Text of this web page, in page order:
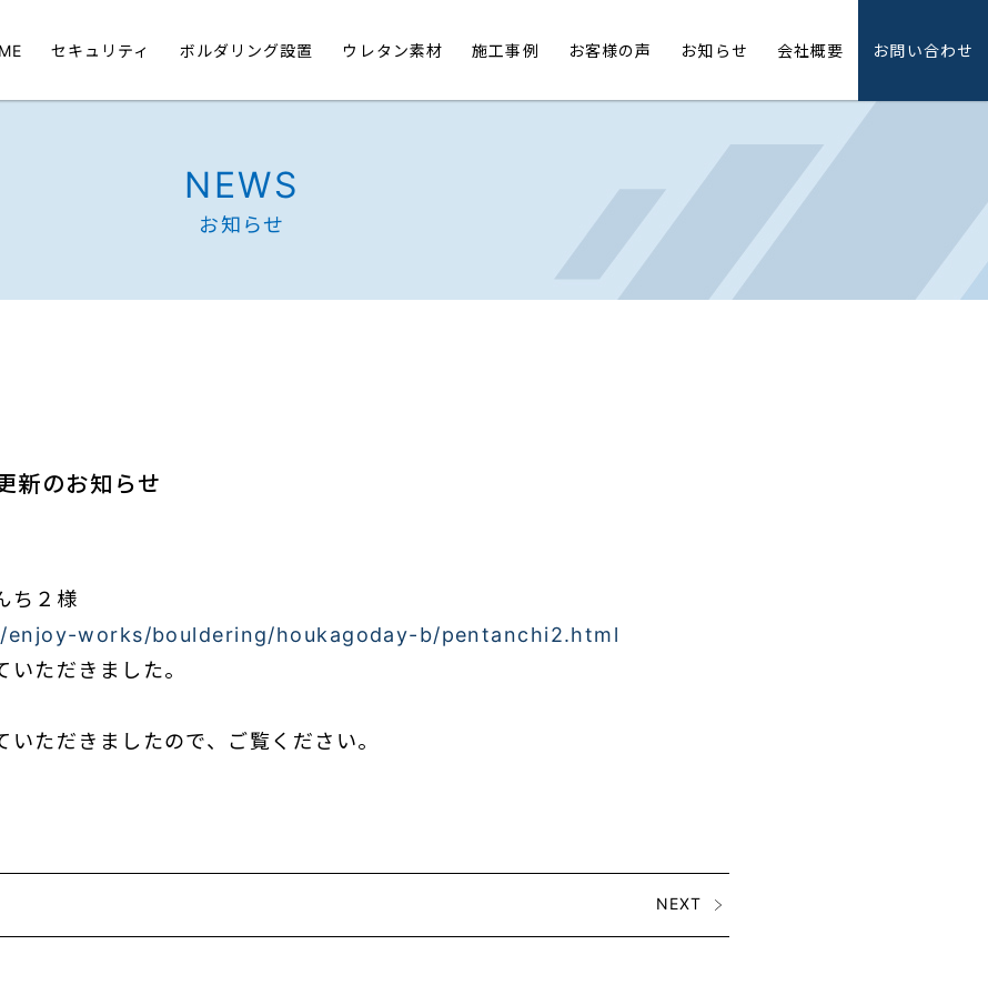
セキュリティ ボルダリング設置 ウレタン素材 施工事例 お客様の声 お知らせ 会社概要 お問い合わせ
NEWS
お知らせ
新のお知らせ
ち２様
works/bouldering/houkagoday-b/pentanchi2.html
ただきました。
ただきましたので、ご覧ください。
NEXT